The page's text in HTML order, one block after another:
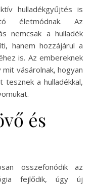
hulladékgyűjtés is
életmódnak. Az
nemcsak a hulladék
hanem hozzájárul a
is. Az embereknek
vásárolnak, hogyan
a hulladékkal,
és
összefonódik az
fejlődik, úgy új